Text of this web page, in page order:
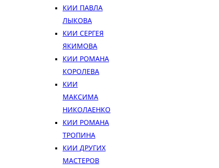
КИИ ПАВЛА
ЛЫКОВА
КИИ СЕРГЕЯ
ЯКИМОВА
КИИ РОМАНА
КОРОЛЕВА
КИИ
МАКСИМА
НИКОЛАЕНКО
КИИ РОМАНА
ТРОПИНА
КИИ ДРУГИХ
МАСТЕРОВ